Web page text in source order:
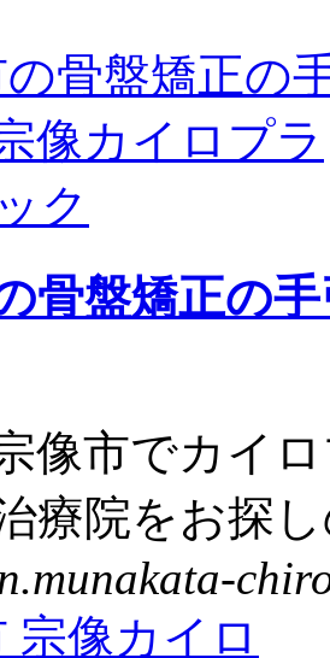
骨盤矯正の
像市でカイ
療院をお探